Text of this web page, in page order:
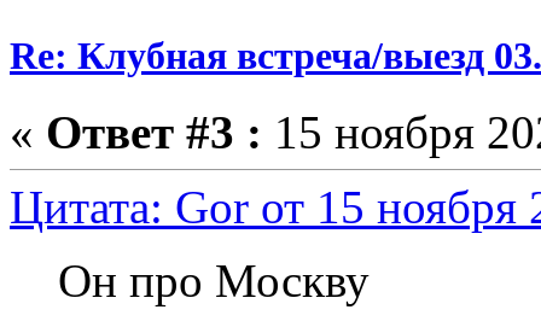
Re: Клубная встреча/выезд
« Ответ #3 : 15 ноября
Цитата: Gor от 15 ноября
Он про Москву